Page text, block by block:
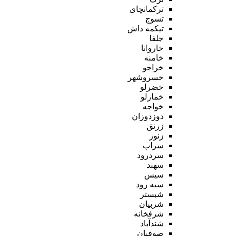
ترکمانچای
تسوج
تیکمه داش
جلفا
خاروانا
خامنه
خراجو
خسروشهر
خضرلو
خمارلو
خواجه
دوزدوزان
زرنق
زنوز
سراب
سردرود
سهند
سیس
سیه رود
شبستر
شربیان
شرفخانه
شندآباد
صوفیان